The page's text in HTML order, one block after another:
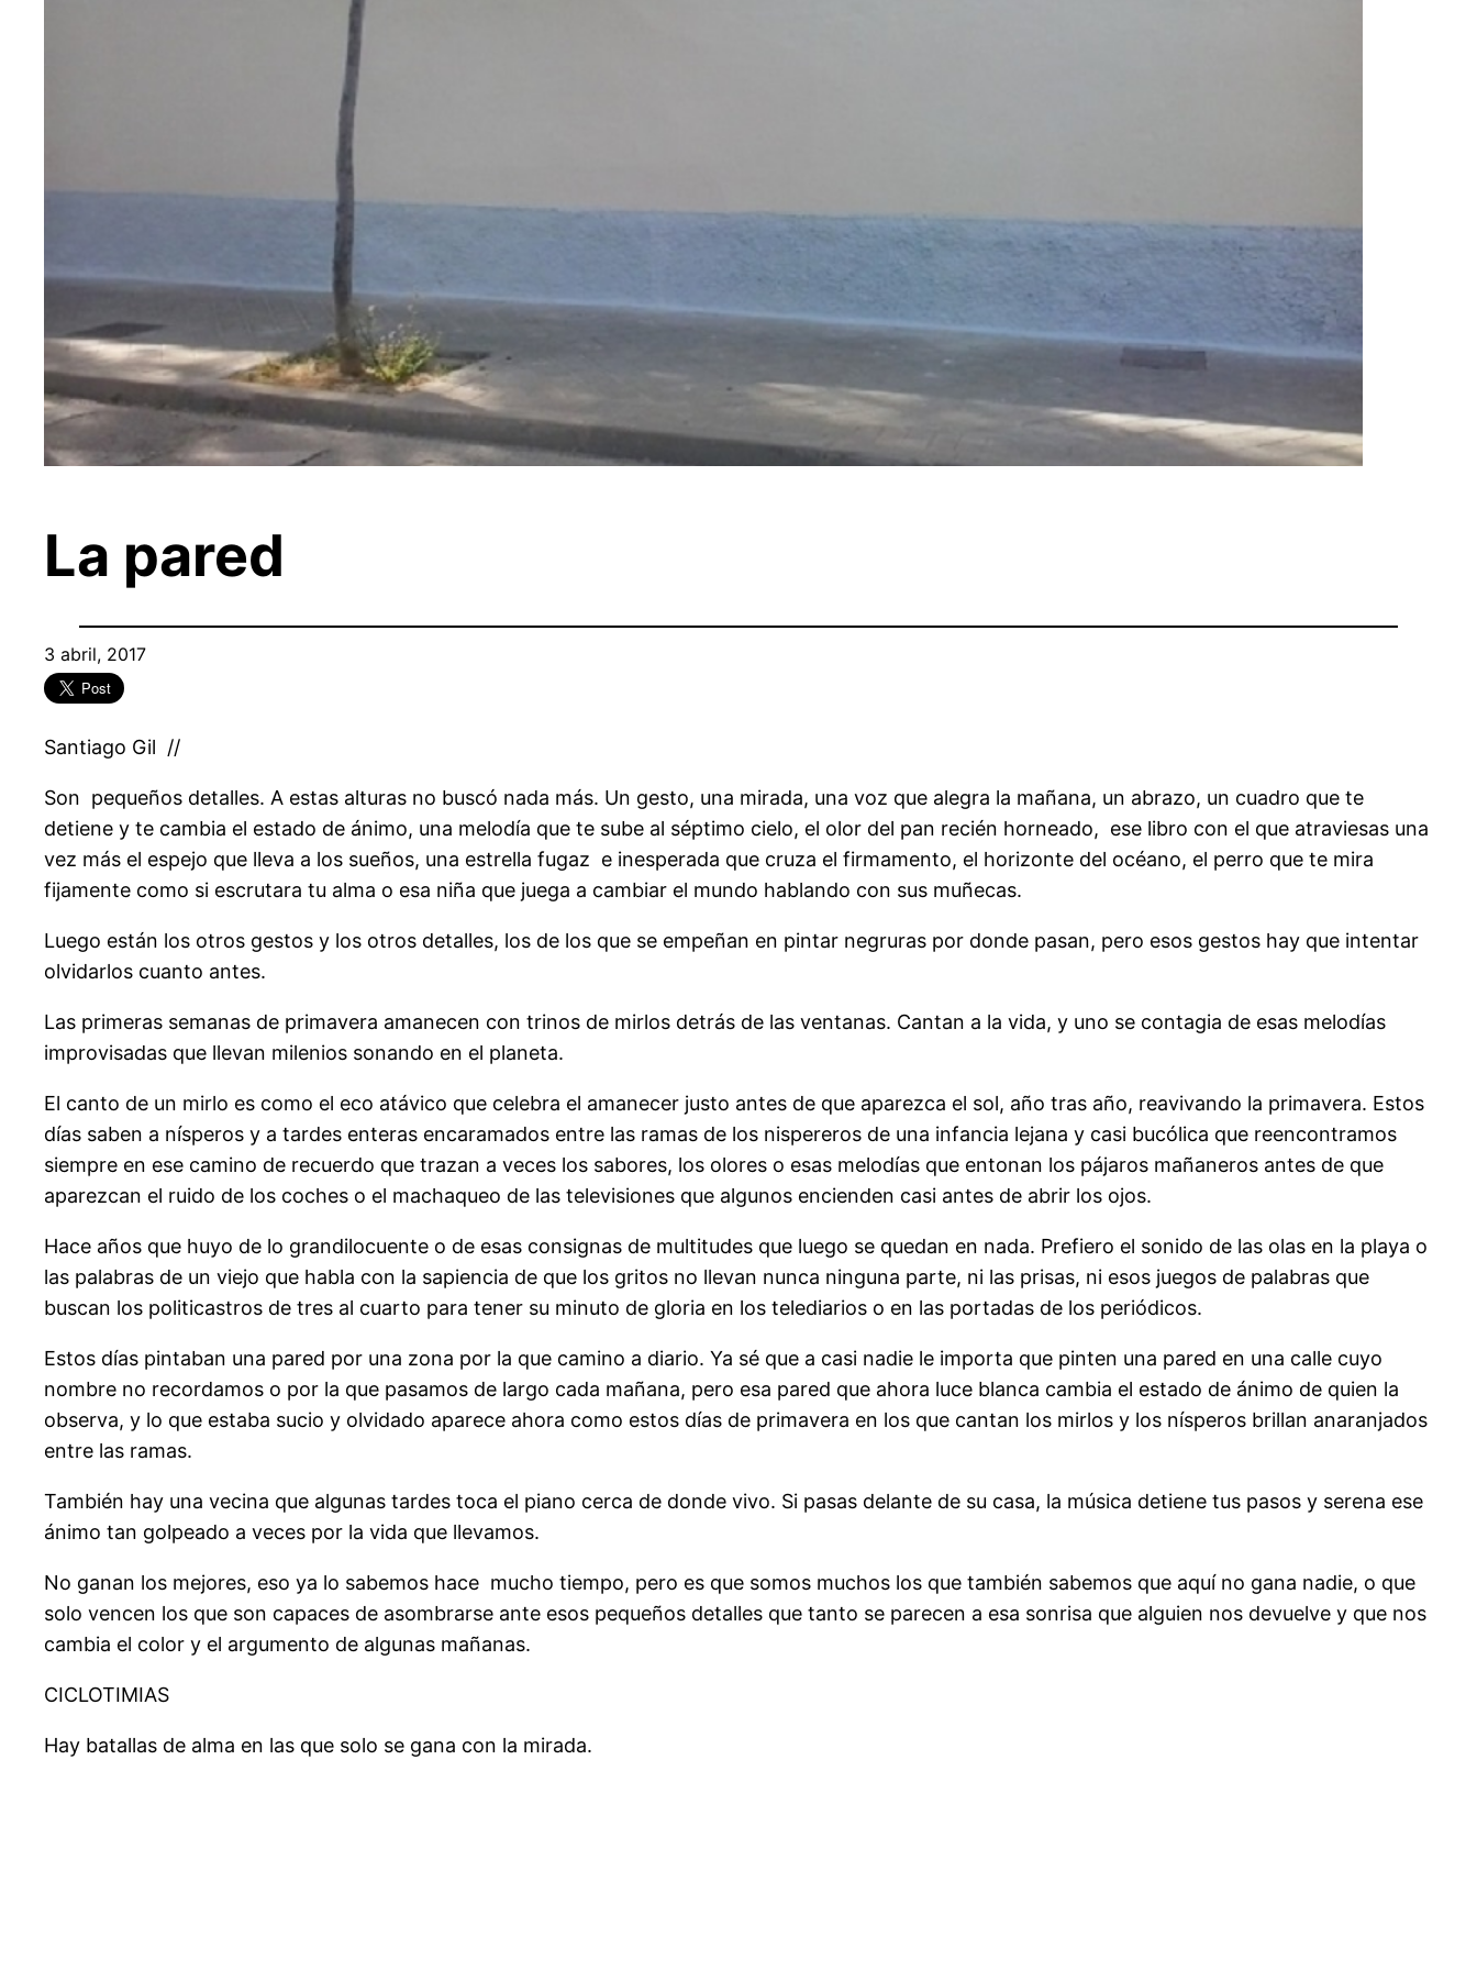
La pared
3 abril, 2017
Santiago Gil //
Son pequeños detalles. A estas alturas no buscó nada más. Un gesto, una mirada, una voz que alegra la mañana, un abrazo, un cuadro que te
detiene y te cambia el estado de ánimo, una melodía que te sube al séptimo cielo, el olor del pan recién horneado, ese libro con el que atraviesas una
vez más el espejo que lleva a los sueños, una estrella fugaz e inesperada que cruza el firmamento, el horizonte del océano, el perro que te mira
fijamente como si escrutara tu alma o esa niña que juega a cambiar el mundo hablando con sus muñecas.
Luego están los otros gestos y los otros detalles, los de los que se empeñan en pintar negruras por donde pasan, pero esos gestos hay que intentar
olvidarlos cuanto antes.
Las primeras semanas de primavera amanecen con trinos de mirlos detrás de las ventanas. Cantan a la vida, y uno se contagia de esas melodías
improvisadas que llevan milenios sonando en el planeta.
El canto de un mirlo es como el eco atávico que celebra el amanecer justo antes de que aparezca el sol, año tras año, reavivando la primavera. Estos
días saben a nísperos y a tardes enteras encaramados entre las ramas de los nispereros de una infancia lejana y casi bucólica que reencontramos
siempre en ese camino de recuerdo que trazan a veces los sabores, los olores o esas melodías que entonan los pájaros mañaneros antes de que
aparezcan el ruido de los coches o el machaqueo de las televisiones que algunos encienden casi antes de abrir los ojos.
Hace años que huyo de lo grandilocuente o de esas consignas de multitudes que luego se quedan en nada. Prefiero el sonido de las olas en la playa o
las palabras de un viejo que habla con la sapiencia de que los gritos no llevan nunca ninguna parte, ni las prisas, ni esos juegos de palabras que
buscan los politicastros de tres al cuarto para tener su minuto de gloria en los telediarios o en las portadas de los periódicos.
Estos días pintaban una pared por una zona por la que camino a diario. Ya sé que a casi nadie le importa que pinten una pared en una calle cuyo
nombre no recordamos o por la que pasamos de largo cada mañana, pero esa pared que ahora luce blanca cambia el estado de ánimo de quien la
observa, y lo que estaba sucio y olvidado aparece ahora como estos días de primavera en los que cantan los mirlos y los nísperos brillan anaranjados
entre las ramas.
También hay una vecina que algunas tardes toca el piano cerca de donde vivo. Si pasas delante de su casa, la música detiene tus pasos y serena ese
ánimo tan golpeado a veces por la vida que llevamos.
No ganan los mejores, eso ya lo sabemos hace mucho tiempo, pero es que somos muchos los que también sabemos que aquí no gana nadie, o que
solo vencen los que son capaces de asombrarse ante esos pequeños detalles que tanto se parecen a esa sonrisa que alguien nos devuelve y que nos
cambia el color y el argumento de algunas mañanas.
CICLOTIMIAS
Hay batallas de alma en las que solo se gana con la mirada.